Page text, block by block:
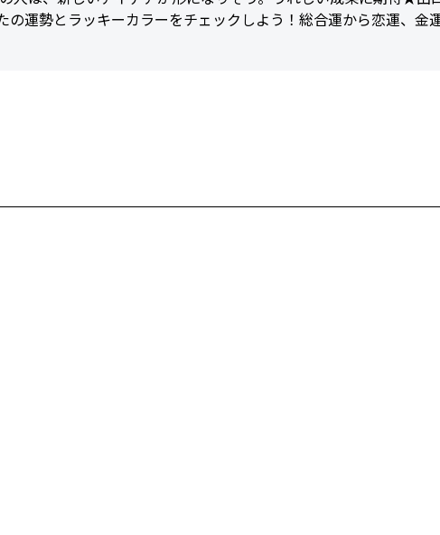
の運勢とラッキーカラーをチェックしよう！総合運から恋運、金